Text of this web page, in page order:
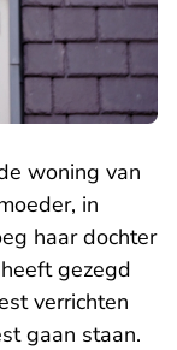
woning van
in
haar dochter
gezegd
verrichten
gaan staan.